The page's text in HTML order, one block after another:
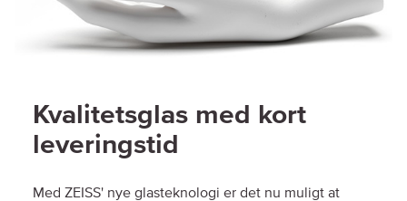
Kvalitetsglas med kort
leveringstid
Med ZEISS' nye glasteknologi er det nu muligt at